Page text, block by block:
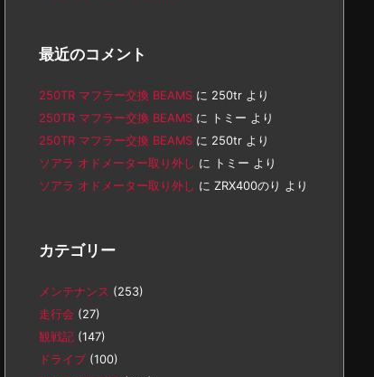
最近のコメント
250TR マフラー交換 BEAMS に 250tr より
250TR マフラー交換 BEAMS に トミー より
250TR マフラー交換 BEAMS に 250tr より
ソアラ オドメーター取り外し に トミー より
ソアラ オドメーター取り外し に ZRX400のり より
カテゴリー
メンテナンス (253)
走行会 (27)
観戦記 (147)
ドライブ (100)